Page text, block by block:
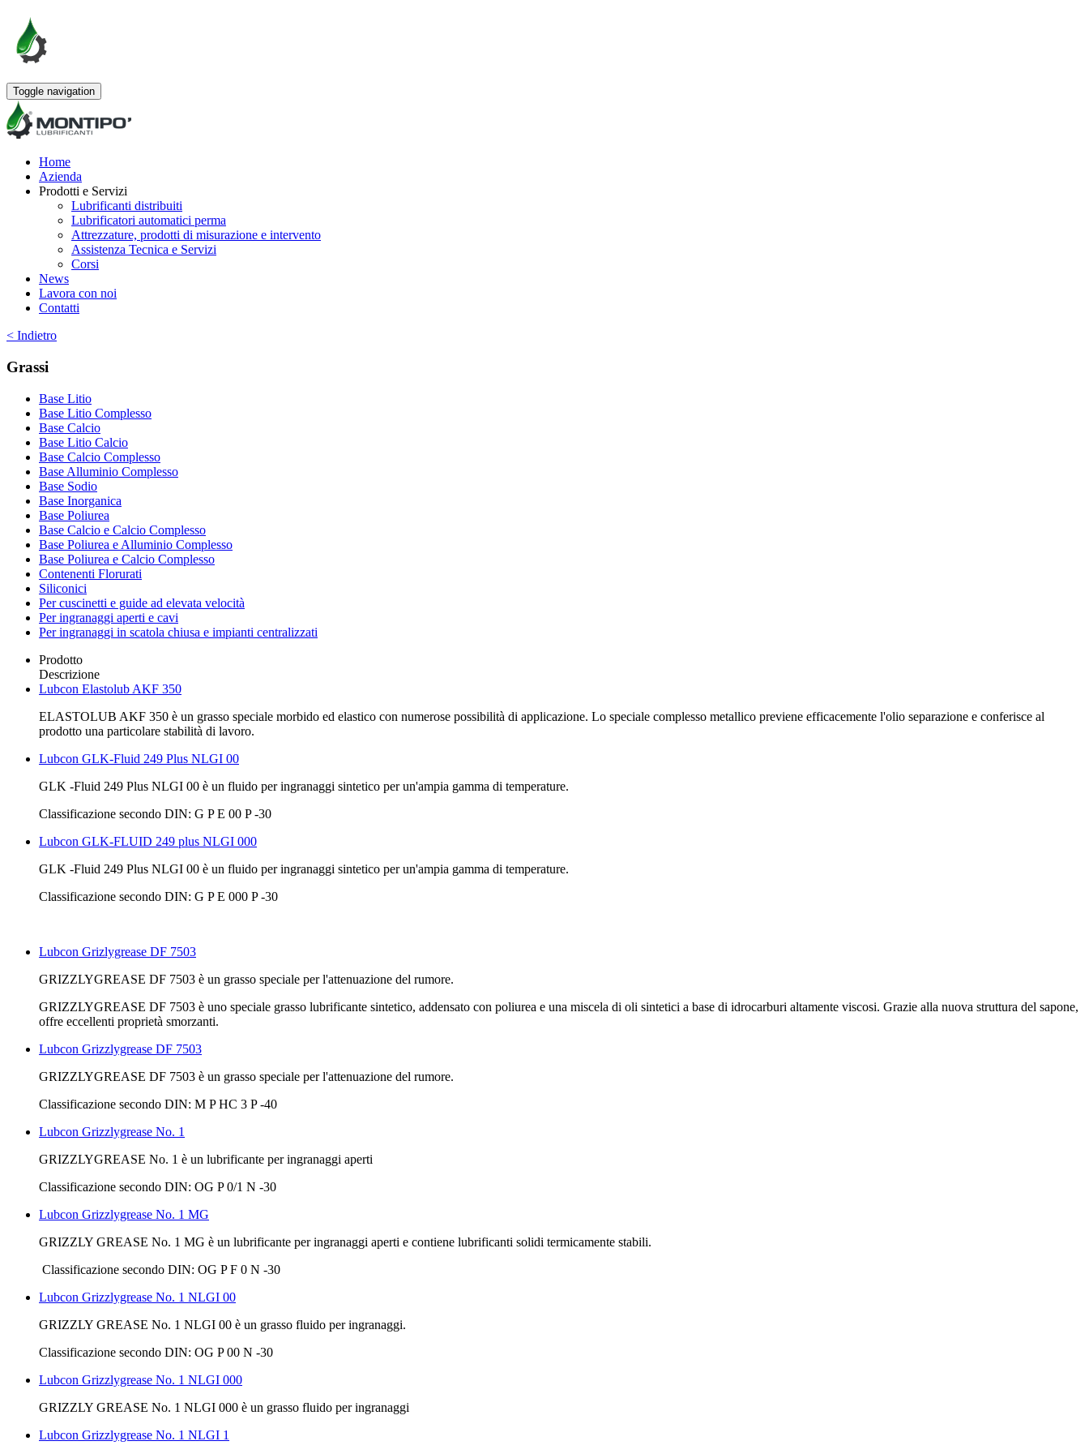
Toggle navigation
Home
Azienda
Prodotti e Servizi
Lubrificanti distribuiti
Lubrificatori automatici perma
Attrezzature, prodotti di misurazione e intervento
Assistenza Tecnica e Servizi
Corsi
News
Lavora con noi
Contatti
< Indietro
Grassi
Base Litio
Base Litio Complesso
Base Calcio
Base Litio Calcio
Base Calcio Complesso
Base Alluminio Complesso
Base Sodio
Base Inorganica
Base Poliurea
Base Calcio e Calcio Complesso
Base Poliurea e Alluminio Complesso
Base Poliurea e Calcio Complesso
Contenenti Florurati
Siliconici
Per cuscinetti e guide ad elevata velocità
Per ingranaggi aperti e cavi
Per ingranaggi in scatola chiusa e impianti centralizzati
Prodotto
Descrizione
Lubcon Elastolub AKF 350
ELASTOLUB AKF 350 è un grasso speciale morbido ed elastico con numerose possibilità di applicazione. Lo speciale complesso metallico previene efficacemente l'olio separazione e conferisce al
prodotto una particolare stabilità di lavoro.
Lubcon GLK-Fluid 249 Plus NLGI 00
GLK -Fluid 249 Plus NLGI 00 è un fluido per ingranaggi sintetico per un'ampia gamma di temperature.
Classificazione secondo DIN: G P E 00 P -30
Lubcon GLK-FLUID 249 plus NLGI 000
GLK -Fluid 249 Plus NLGI 00 è un fluido per ingranaggi sintetico per un'ampia gamma di temperature.
Classificazione secondo DIN: G P E 000 P -30
Lubcon Grizlygrease DF 7503
GRIZZLYGREASE DF 7503 è un grasso speciale per l'attenuazione del rumore.
GRIZZLYGREASE DF 7503 è uno speciale grasso lubrificante sintetico, addensato con poliurea e una miscela di oli sintetici a base di idrocarburi altamente viscosi. Grazie alla nuova struttura del sapone,
offre eccellenti proprietà smorzanti.
Lubcon Grizzlygrease DF 7503
GRIZZLYGREASE DF 7503 è un grasso speciale per l'attenuazione del rumore.
Classificazione secondo DIN: M P HC 3 P -40
Lubcon Grizzlygrease No. 1
GRIZZLYGREASE No. 1 è un lubrificante per ingranaggi aperti
Classificazione secondo DIN: OG P 0/1 N -30
Lubcon Grizzlygrease No. 1 MG
GRIZZLY GREASE No. 1 MG è un lubrificante per ingranaggi aperti e contiene lubrificanti solidi termicamente stabili.
Classificazione secondo DIN: OG P F 0 N -30
Lubcon Grizzlygrease No. 1 NLGI 00
GRIZZLY GREASE No. 1 NLGI 00 è un grasso fluido per ingranaggi.
Classificazione secondo DIN: OG P 00 N -30
Lubcon Grizzlygrease No. 1 NLGI 000
GRIZZLY GREASE No. 1 NLGI 000 è un grasso fluido per ingranaggi
Lubcon Grizzlygrease No. 1 NLGI 1